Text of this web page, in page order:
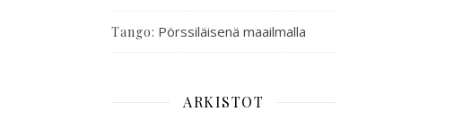
Tango: Pörssiläisenä maailmalla
ARKISTOT